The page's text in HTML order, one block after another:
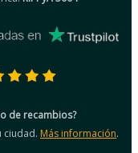
de recambios?
ciudad. Más información.